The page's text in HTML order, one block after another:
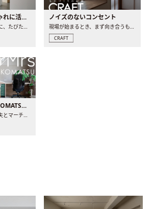
動かせない柱はおしゃれに活用！柱を魅せるリノベーション(リノベ)4選
間取り変更を検討する際に、たびたび皆さんの頭を悩ませる動か..
ノイズのないコンセント
現場が始まるとき、まず向き合うものの一つがコンセントです..
CRAFT
INDEX｜Mr.&Mrs. KOMATSU renovation diary
プロダクトデザイナーの夫とマーチャンダイザーの妻が、夫婦で..